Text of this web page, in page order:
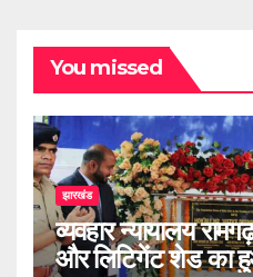
You missed
झारखंड
व्यवहार न्यायालय
और लिटिगेंट शेड का